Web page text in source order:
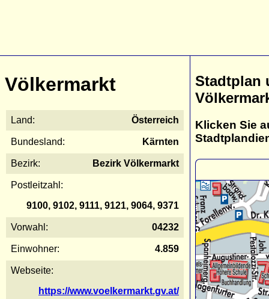
Völkermarkt
Land: Österreich
Bundesland: Kärnten
Bezirk: Bezirk Völkermarkt
Postleitzahl:
9100, 9102, 9111, 9121, 9064, 9371
Vorwahl: 04232
Einwohner: 4.859
Webseite:
https://www.voelkermarkt.gv.at/
Stadtplan
Klicken Sie